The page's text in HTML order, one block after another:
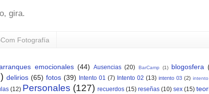
gira.
Fotografía
emocionales (44) Ausencias (20) BarCamp (1) blogosfera
delirios (65) fotos (39) Intento 01 (7) Intento 02 (13) intento 03 (2)
(12) Personales (127) recuerdos (15) reseñas (10) sex (15)